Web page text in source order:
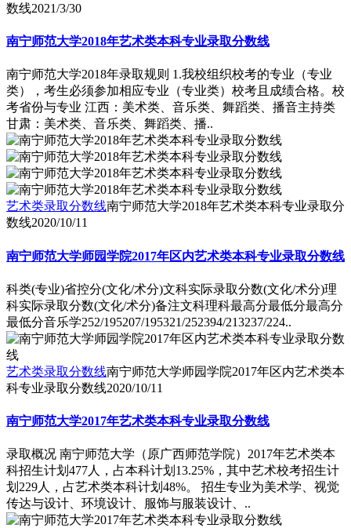
数线2021/3/30
南宁师范大学2018年艺术类本科专业录取分数线
南宁师范大学2018年录取规则 1.我校组织校考的专业（专业
类），考生必须参加相应专业（专业类）校考且成绩合格。校
考省份与专业 江西：美术类、音乐类、舞蹈类、播音主持类
甘肃：美术类、音乐类、舞蹈类、播..
艺术类录取分数线南宁师范大学2018年艺术类本科专业录取分
数线2020/10/11
南宁师范大学师园学院2017年区内艺术类本科专业录取分数线
科类(专业)省控分(文化/术分)文科实际录取分数(文化/术分)理
科实际录取分数(文化/术分)备注文科理科最高分最低分最高分
最低分音乐学252/195207/195321/252394/213237/224..
艺术类录取分数线南宁师范大学师园学院2017年区内艺术类本
科专业录取分数线2020/10/11
南宁师范大学2017年艺术类本科专业录取分数线
录取概况 南宁师范大学（原广西师范学院）2017年艺术类本
科招生计划477人，占本科计划13.25%，其中艺术校考招生计
划229人，占艺术类本科计划48%。 招生专业为美术学、视觉
传达与设计、环境设计、服饰与服装设计、..